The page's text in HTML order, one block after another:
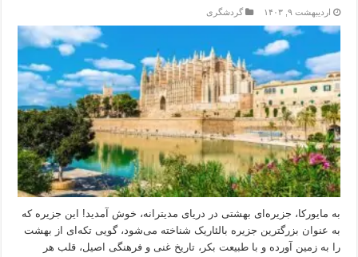
اردیبهشت ۹, ۱۴۰۳ گردشگری
به مایورکا، جزیره‌ای بهشتی در دریای مدیترانه، خوش آمدید! این جزیره که
به عنوان بزرگترین جزیره بالئاریک شناخته می‌شود، گویی تکه‌ای از بهشت
را به زمین آورده و با طبیعت بکر، تاریخ غنی و فرهنگی اصیل، قلب هر